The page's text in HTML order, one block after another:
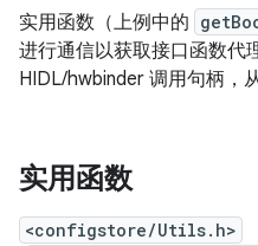
实用函数（上例中的
进行通信以获取接口函数代
HIDL/hwbinder 调用句柄，
实用函数
<configstore/Utils.h>